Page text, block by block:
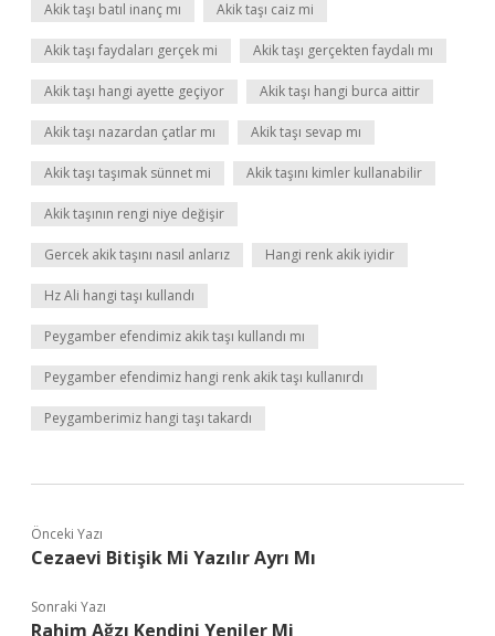
Akik taşı batıl inanç mı Akik taşı caiz mi
Akik taşı faydaları gerçek mi Akik taşı gerçekten faydalı mı
Akik taşı hangi ayette geçiyor Akik taşı hangi burca aittir
Akik taşı nazardan çatlar mı Akik taşı sevap mı
Akik taşı taşımak sünnet mi Akik taşını kimler kullanabilir
Akik taşının rengi niye değişir
Gercek akik taşını nasıl anlarız Hangi renk akik iyidir
Hz Ali hangi taşı kullandı
Peygamber efendimiz akik taşı kullandı mı
Peygamber efendimiz hangi renk akik taşı kullanırdı
Peygamberimiz hangi taşı takardı
Önceki Yazı
Cezaevi Bitişik Mi Yazılır Ayrı Mı
Sonraki Yazı
Rahim Ağzı Kendini Yeniler Mi